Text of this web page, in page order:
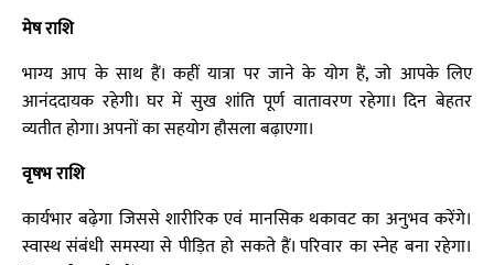
मेष राशि
भाग्य आप के साथ हैं। कहीं यात्रा पर जाने के योग हैं, जो आपके लिए
आनंददायक रहेगी। घर में सुख शांति पूर्ण वातावरण रहेगा। दिन बेहतर
व्यतीत होगा। अपनों का सहयोग हौसला बढ़ाएगा।
वृषभ राशि
कार्यभार बढ़ेगा जिससे शारीरिक एवं मानसिक थकावट का अनुभव करेंगे।
स्वास्थ संबंधी समस्या से पीड़ित हो सकते हैं। परिवार का स्नेह बना रहेगा।